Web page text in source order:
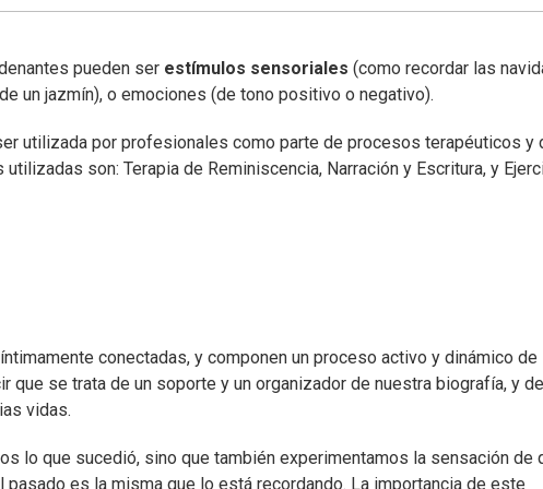
pueden ser estímulos sensoriales (como recordar las
un jazmín), o emociones (de tono positivo o negativo).
utilizada por profesionales como parte de procesos terapéuticos y
son: Terapia de Reminiscencia, Narración y Escritura, y
conectadas, y componen un proceso activo y dinámico de
se trata de un soporte y un organizador de nuestra biografía, y
vidas.
lo que sucedió, sino que también experimentamos la sensación de
es la misma que lo está recordando. La importancia de este